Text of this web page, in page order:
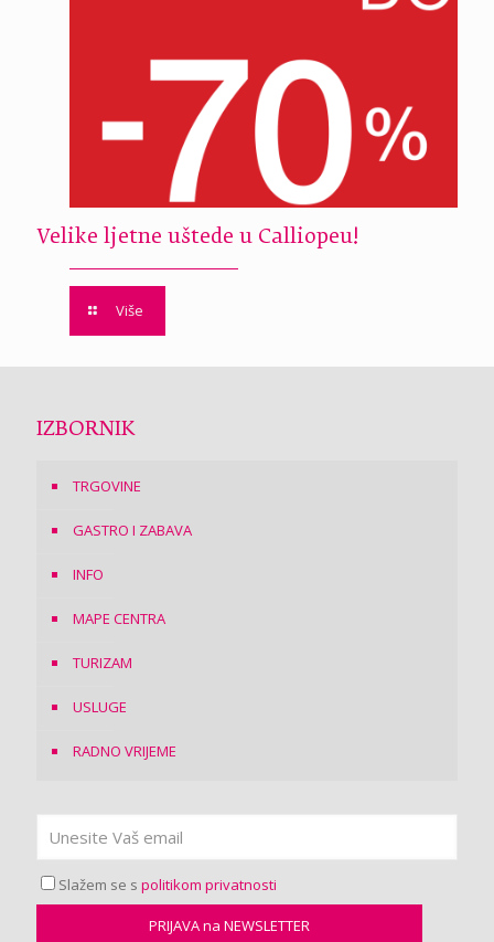
Velike ljetne uštede u Calliopeu!
Više
IZBORNIK
TRGOVINE
GASTRO I ZABAVA
INFO
MAPE CENTRA
TURIZAM
USLUGE
RADNO VRIJEME
Slažem se s politikom privatnosti